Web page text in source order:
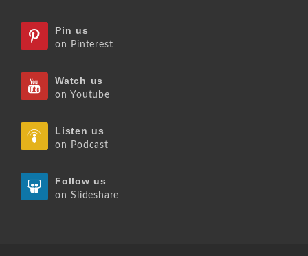
Pin us
on Pinterest
Watch us
on Youtube
Listen us
on Podcast
Follow us
on Slideshare